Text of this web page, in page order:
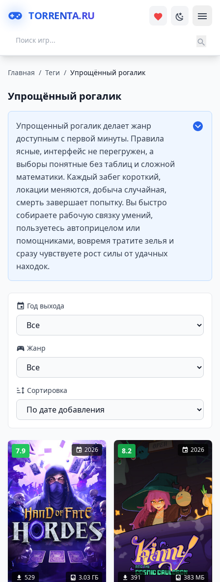
TORRENTA.RU
Главная / Теги / Упрощённый рогалик
Упрощённый рогалик
Упрощенный рогалик делает жанр
доступным с первой минуты. Правила
ясные, интерфейс не перегружен, а
выборы понятные без таблиц и сложной
математики. Каждый забег короткий,
локации меняются, добыча случайная,
смерть завершает попытку. Вы быстро
собираете рабочую связку умений,
пользуетесь автоприцелом или
помощниками, вовремя тратите зелья и
сразу чувствуете рост силы от удачных
находок.
Год выхода
Жанр
Сортировка
7.9 2026
529 3.03 ГБ
8.2 2026
391 383 МБ